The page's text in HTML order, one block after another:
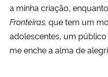
a minha criação,
Fronteiras, que tem um
adolescentes, um público
me enche a alma de